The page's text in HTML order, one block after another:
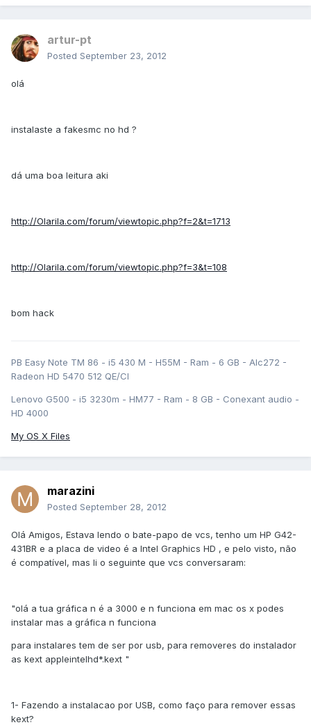
artur-pt
Posted September 23, 2012
olá
instalaste a fakesmc no hd ?
dá uma boa leitura aki
http://Olarila.com/forum/viewtopic.php?f=2&t=1713
http://Olarila.com/forum/viewtopic.php?f=3&t=108
bom hack
PB Easy Note TM 86 - i5 430 M - H55M - Ram - 6 GB - Alc272 -
Radeon HD 5470 512 QE/CI
Lenovo G500 - i5 3230m - HM77 - Ram - 8 GB - Conexant audio -
HD 4000
My OS X Files
marazini
Posted September 28, 2012
Olá Amigos, Estava lendo o bate-papo de vcs, tenho um HP G42-
431BR e a placa de video é a Intel Graphics HD , e pelo visto, não
é compatível, mas li o seguinte que vcs conversaram:
"olá a tua gráfica n é a 3000 e n funciona em mac os x podes
instalar mas a gráfica n funciona
para instalares tem de ser por usb, para removeres do instalador
as kext appleintelhd*.kext "
1- Fazendo a instalacao por USB, como faço para remover essas
kext?